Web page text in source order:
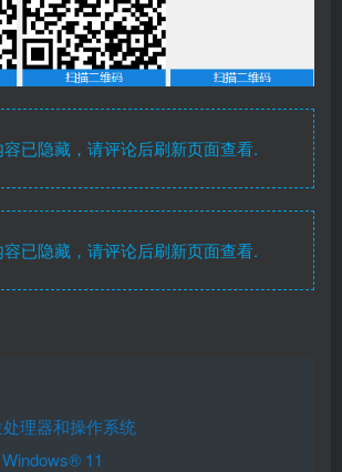
已隐藏，请评论后刷新页面查看.
已隐藏，请评论后刷新页面查看.
理器和操作系统
11